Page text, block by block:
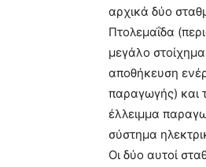
αρχικά δύο
Πτολεμαΐδα
μεγάλο
αποθήκευση
παραγωγής) και
έλλειμμα
σύστημα
Οι δύο αυτοί